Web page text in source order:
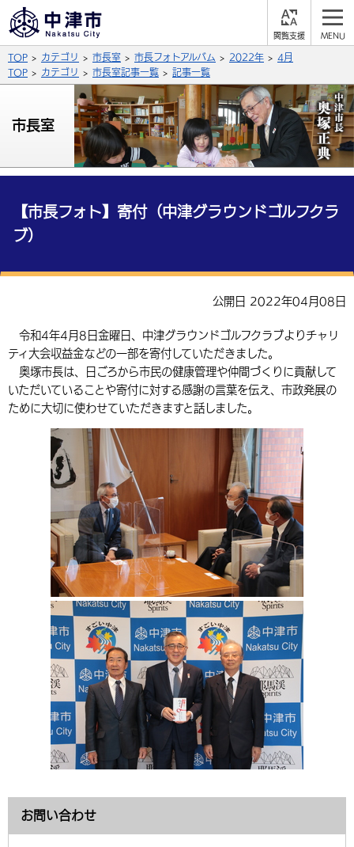
支
背景色
青 白
文字の大きさ
拡大 標準 縮小
英語（English） 中国語（簡体字）
中国語（繁体字） 韓国語（한국어）
組織案内
公式SNS
X (Twitter) YouTube
サイト内検索
総合メニュー
くらしの情報
届出・登録・証明 保険・年金
健康・予防
税金 住宅・インフラ
環境・衛生 生涯学習・スポーツ・人権
選挙 外国人の方向け情報
事業者の方へ
産業・雇用
農林水産業 税金
都市整備
施設情報 子どもを預ける
手当・助成 健康・医療
相談・支援・情報 計画・施策
観光・移住
観光なび スポットを探す
遊ぶ・体験する グルメ・食べる
買う・おみやげ 四季のイベント・祭り
移住・定住
市政情報
中津市について 市役所の紹介
地方創生・地域活性化 広報・広聴
行政・計画
TOP カテゴリ 市長室 市長フォトアルバム 2022年
4月
TOP
カテゴリ 市長室記事一覧 記事一覧
市長室
【市長フォト】寄付（中津グラウンドゴルフクラ
ブ）
公開日 2022年04月08日
令和4年4月8日金曜日、中津グラウンドゴルフクラブよりチャリ
ティ大会収益金などの一部を寄付していただきました。
奥塚市長は、日ごろから市民の健康管理や仲間づくりに貢献して
いただいていることや寄付に対する感謝の言葉を伝え、市政発展の
ために大切に使わせていただきますと話しました。
お問い合わせ